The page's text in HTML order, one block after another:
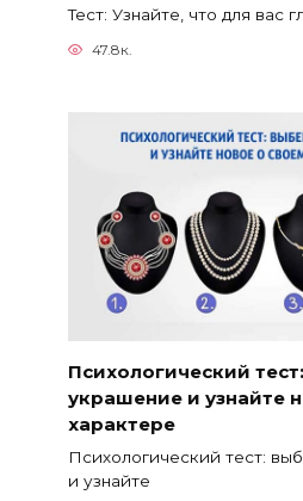
Тест: Узнайте, что для вас
47.8к.
Психологический
украшение и узнайте
характере
Психологический тест:
и узнайте